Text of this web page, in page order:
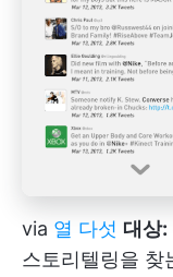
via 열 다섯 대상:
스토리텔링을 찾